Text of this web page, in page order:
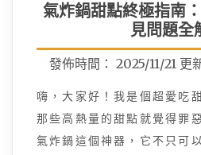
氣炸鍋甜點終極指南
見問題全
發佈時間： 2025/11/21 更
嗨，大家好！我是個超愛吃
那些高熱量的甜點就覺得罪
氣炸鍋這個神器，它不只可